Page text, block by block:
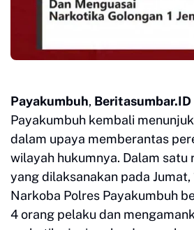
Payakumbuh, Beritasumbar.ID
Payakumbuh kembali
dalam upaya memberantas
wilayah hukumnya. Dalam satu
yang dilaksanakan pada
Narkoba Polres Payakumbuh
4 orang pelaku dan